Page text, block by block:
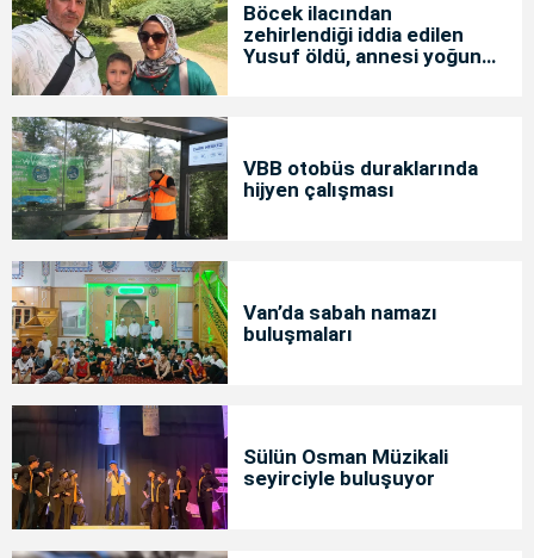
Böcek ilacından
zehirlendiği iddia edilen
Yusuf öldü, annesi yoğun
VBB otobüs duraklarında
hijyen çalışması
Van’da sabah namazı
buluşmaları
Sülün Osman Müzikali
seyirciyle buluşuyor